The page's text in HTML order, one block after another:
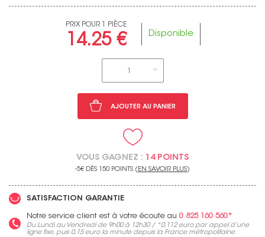
PRIX POUR 1 PIÈCE
14.25 € Disponible
AJOUTER AU PANIER
VOUS GAGNEZ : 14 POINTS
-5€ DÈS 150 POINTS ( EN SAVOIR PLUS)
SATISFACTION GARANTIE
Notre service client est à votre écoute au 0 825 160 560*
Du Lundi au Vendredi de 9h00 à 12h30 / *0,112 europar appel d’une
ligne fixe, puis 0,15 eurola minute depuis la France métropolitaine